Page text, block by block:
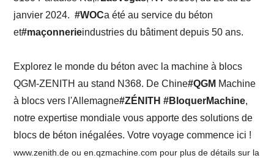
janvier 2024.#WOCa été au service du béton
et#maçonnerieindustries du bâtiment depuis 50 ans.
Explorez le monde du béton avec la machine à blocs
QGM-ZENITH au stand N368. De Chine#QGM Machine
à blocs vers l'Allemagne#ZÉNITH #BloquerMachine,
notre expertise mondiale vous apporte des solutions de
blocs de béton inégalées. Votre voyage commence ici !
www.zenith.de ou en.qzmachine.com pour plus de détails sur la